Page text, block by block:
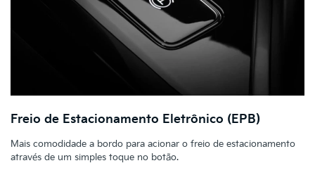
Freio de Estacionamento Eletrônico (EPB)
Mais comodidade a bordo para acionar o freio de estacionamento
através de um simples toque no botão.